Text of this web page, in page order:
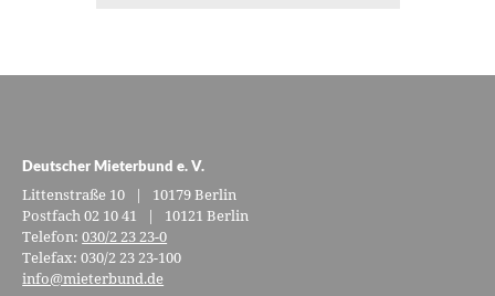
Deutscher Mieterbund e. V.
Littenstraße 10 | 10179 Berlin
Postfach 02 10 41 | 10121 Berlin
Telefon:030/2 23 23-0
Telefax: 030/2 23 23-100
info@mieterbund.de